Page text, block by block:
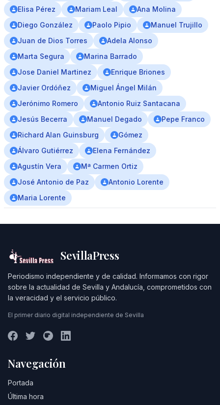
Elisa Pérez
Mariam Leal
Ana Molina
Diego González
Paolo Pipio
Manuel Trujillo
Juan de Dios Torres
Adela Alonso
Marta Segura
Marina Barrado
Jose Daniel Martinez
Enrique Briones
Javier Ordóñez
Miguel Ángel Milán
Jerónimo Romero
Antonio Ruiz Santacana
Jesús Becerra
Manuel Degado
Pepe Franco
Richard Alan Guinsburg
Gómez
Álvaro Gutiérrez
Elena Fernández
Agustín Vera
Mª Carmen Ortiz
José Antonio de Paz
Antonio Lorente
Maria Lorente
SevillaPress
Periodismo independiente y de calidad. Informamos con rigor
sobre la actualidad de Sevilla y Andalucía, comprometidos con
la veracidad y el servicio público.
El primer diario digital independiente de Sevilla
Navegación
Portada
Última hora